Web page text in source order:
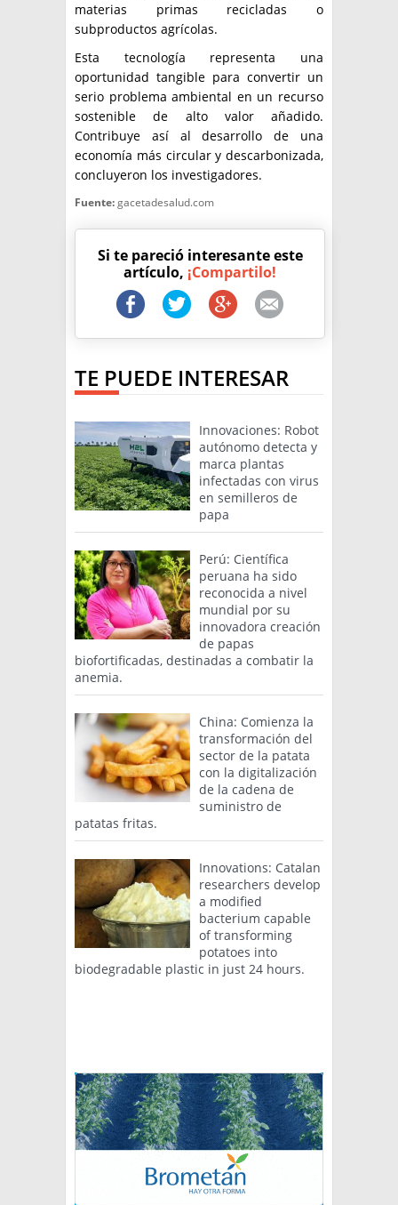
materias primas recicladas o
subproductos agrícolas.
Esta tecnología representa una
oportunidad tangible para convertir un
serio problema ambiental en un recurso
sostenible de alto valor añadido.
Contribuye así al desarrollo de una
economía más circular y descarbonizada,
concluyeron los investigadores.
Fuente:gacetadesalud.com
Si te pareció interesante este
artículo, ¡Compartilo!
TE PUEDE INTERESAR
Innovaciones: Robot
autónomo detecta y
marca plantas
infectadas con virus
en semilleros de
papa
Perú: Científica
peruana ha sido
reconocida a nivel
mundial por su
innovadora creación
de papas
biofortificadas, destinadas a combatir la
anemia.
China: Comienza la
transformación del
sector de la patata
con la digitalización
de la cadena de
suministro de
patatas fritas.
Innovations: Catalan
researchers develop
a modified
bacterium capable
of transforming
potatoes into
biodegradable plastic in just 24 hours.